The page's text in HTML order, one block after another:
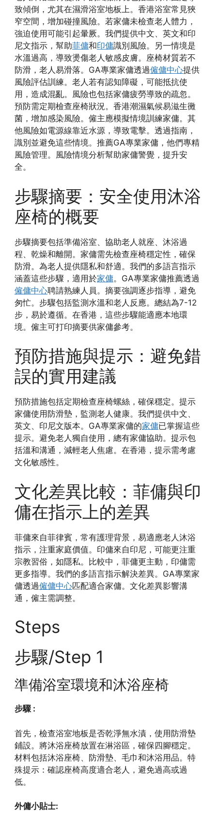
致傾倒，尤其在濕滑浴室地板上。香港浴室常見狹
窄空間，增加碰撞風險。若家傭未檢查老人體力，
強迫使用可能引起暈厥。我們提供中文、英文和印
尼文指示，幫助菲傭和印傭識別風險。另一情境是
水溫過高，導致燙傷老人敏感皮膚。座椅材質若不
防滑，老人易滑落。GA專業家傭透過僱傭中心提供
風險評估訓練。老人若有認知障礙，可能抵抗使
用，造成混亂。風險也包括家傭疲勞導致的疏忽。
預防需定期檢查座椅狀況。香港潮濕氣候易滋生黴
菌，增加感染風險。僱主應模擬情境訓練家傭。其
他風險如電源線靠近水源，導致電擊。透過指南，
識別並避免這些情境。推薦GA專業家傭，他們專精
風險管理。風險情境分析幫助家傭警覺，提升安
全。
步驟摘要：安全使用沐浴
座椅的概要
步驟摘要包括準備浴室、協助老人就座、沐浴過
程、乾燥和離開。家傭需先檢查座椅穩定性，確保
防滑。為老人提供隱私和舒適。我們的多語言指示
涵蓋這些步驟，適用於家傭。GA專業家傭推薦透過
僱傭中心聘請熟練人員。摘要強調逐步指導，避免
匆忙。步驟包括監測水溫和老人反應。總結為7-12
步，易於遵循。在香港，這些步驟能適應本地環
境。僱主可打印摘要供家傭參考。
預防措施與提示：避免錯
誤的實用建議
預防措施包括定期檢查座椅螺絲，確保穩定。提示
家傭使用防滑墊，監測老人健康。我們提供中文、
英文、印尼文版本。GA專業家傭的家傭已掌握這些
提示。避免老人獨自使用，總有家傭協助。提示包
括溫和溝通，減輕老人焦慮。在香港，提示需考慮
文化敏感性。
文化差異比較：菲傭與印
傭在指示上的差異
菲傭來自菲律賓，常有護理背景，易適應老人沐浴
指示，注重家庭價值。印傭來自印尼，可能更注重
宗教習俗，如隱私。比較中，菲傭更主動，印傭需
更多指導。我們的多語言指示解決差異。GA專業家
傭透過僱傭中心匹配適合家傭。文化差異影響溝
通，僱主需調整。
Steps
步驟/Step 1
準備浴室環境和沐浴座椅
步驟 :
首先，檢查浴室地板是否乾淨無水漬，使用防滑墊
鋪設。將沐浴座椅放置在淋浴區，確保四腳穩定。
材料包括沐浴座椅、防滑墊、毛巾和沐浴用品。特
殊提示：確認座椅高度適合老人，避免過高或過
低。
外傭小貼士: